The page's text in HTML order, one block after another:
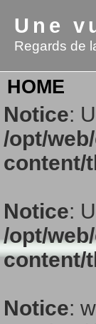
Une
Regards de
HOME
Notice:
/opt/
content/
Notice:
/opt/
content/
Notice: